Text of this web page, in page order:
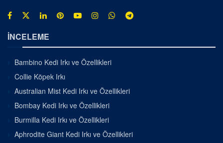
İNCELEME
Bambino Kedi Irkı ve Özellikleri
Collie Köpek Irkı
Australian Mist Kedi Irkı ve Özellikleri
Bombay Kedi Irkı ve Özellikleri
Burmilla Kedi Irkı ve Özellikleri
Aphrodite Giant Kedi Irkı ve Özellikleri